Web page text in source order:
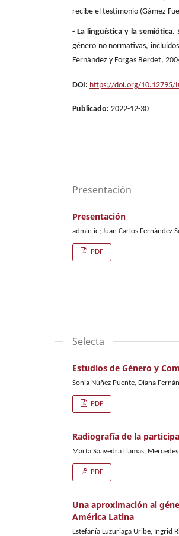
recibe el testimonio (Gámez
- La lingüística y la semiótica.
género no normativas,
Fernández y Forgas Berdet,
DOI: https://doi.org/10.12795/
Publicado: 2022-12-30
Presentación
Presentación
admin ic; Juan Carlos Fernández
PDF
Selecta
Estudios de Género y
Sonia Núñez Puente, Diana
PDF
Radiografía de la
Marta Saavedra Llamas,
PDF
Una aproximación al
América Latina
Estefanía Luzuriaga Uribe, Ingrid